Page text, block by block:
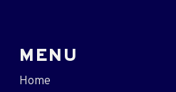
MENU
Home